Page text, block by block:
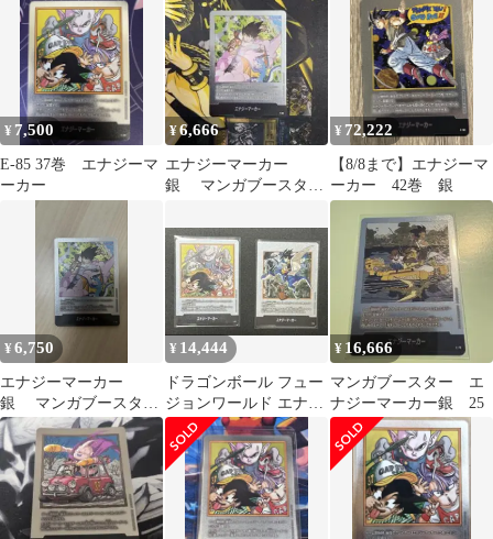
ーカー E-85
巻 E-85 銀
¥ 7,500
E-85 37巻 エナジーマ
ーカー
¥6,666
エナジーマーカー
銀 マンガブースター
¥ 72,222
【8/8まで】エナジーマ
ーカー 42巻 銀
¥6,750
エナジーマーカー
銀 マンガブースター
E-80 26巻
¥ 14,444
ドラゴンボール フュー
ジョンワールド エナジ
ーマーカー 2枚セット
¥ 16,666
マンガブースター エ
ナジーマーカー銀 25